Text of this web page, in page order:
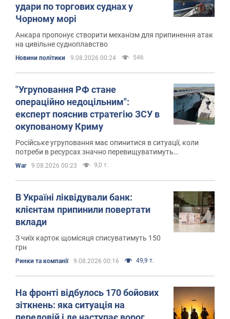
удари по торгових суднах у
Чорному морі
Анкара пропонує створити механізм для припинення атак
на цивільне судноплавство
Новини політики 9.08.2026 00:24 546
"Угруповання РФ стане
операційно недоцільним":
експерт пояснив стратегію ЗСУ в
окупованому Криму
Російське угруповання має опинитися в ситуації, коли
потреби в ресурсах значно перевищуватимуть
War 9.08.2026 00:23 9,0 т.
В Україні ліквідували банк:
клієнтам припинили повертати
вклади
З чиїх карток щомісяця списуватимуть 150
грн
Ринки та компанії 9.08.2026 00:16 49,9 т.
На фронті відбулось 170 бойових
зіткнень: яка ситуація на